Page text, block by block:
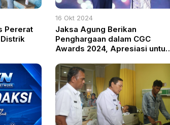
Pererat
16 Okt 2024
Jaksa Agung Berikan
Penghargaan dalam CGC
Awards 2024, Apresiasi untuk
Korupsi